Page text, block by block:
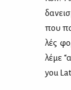
που
λές
λέ­με
you